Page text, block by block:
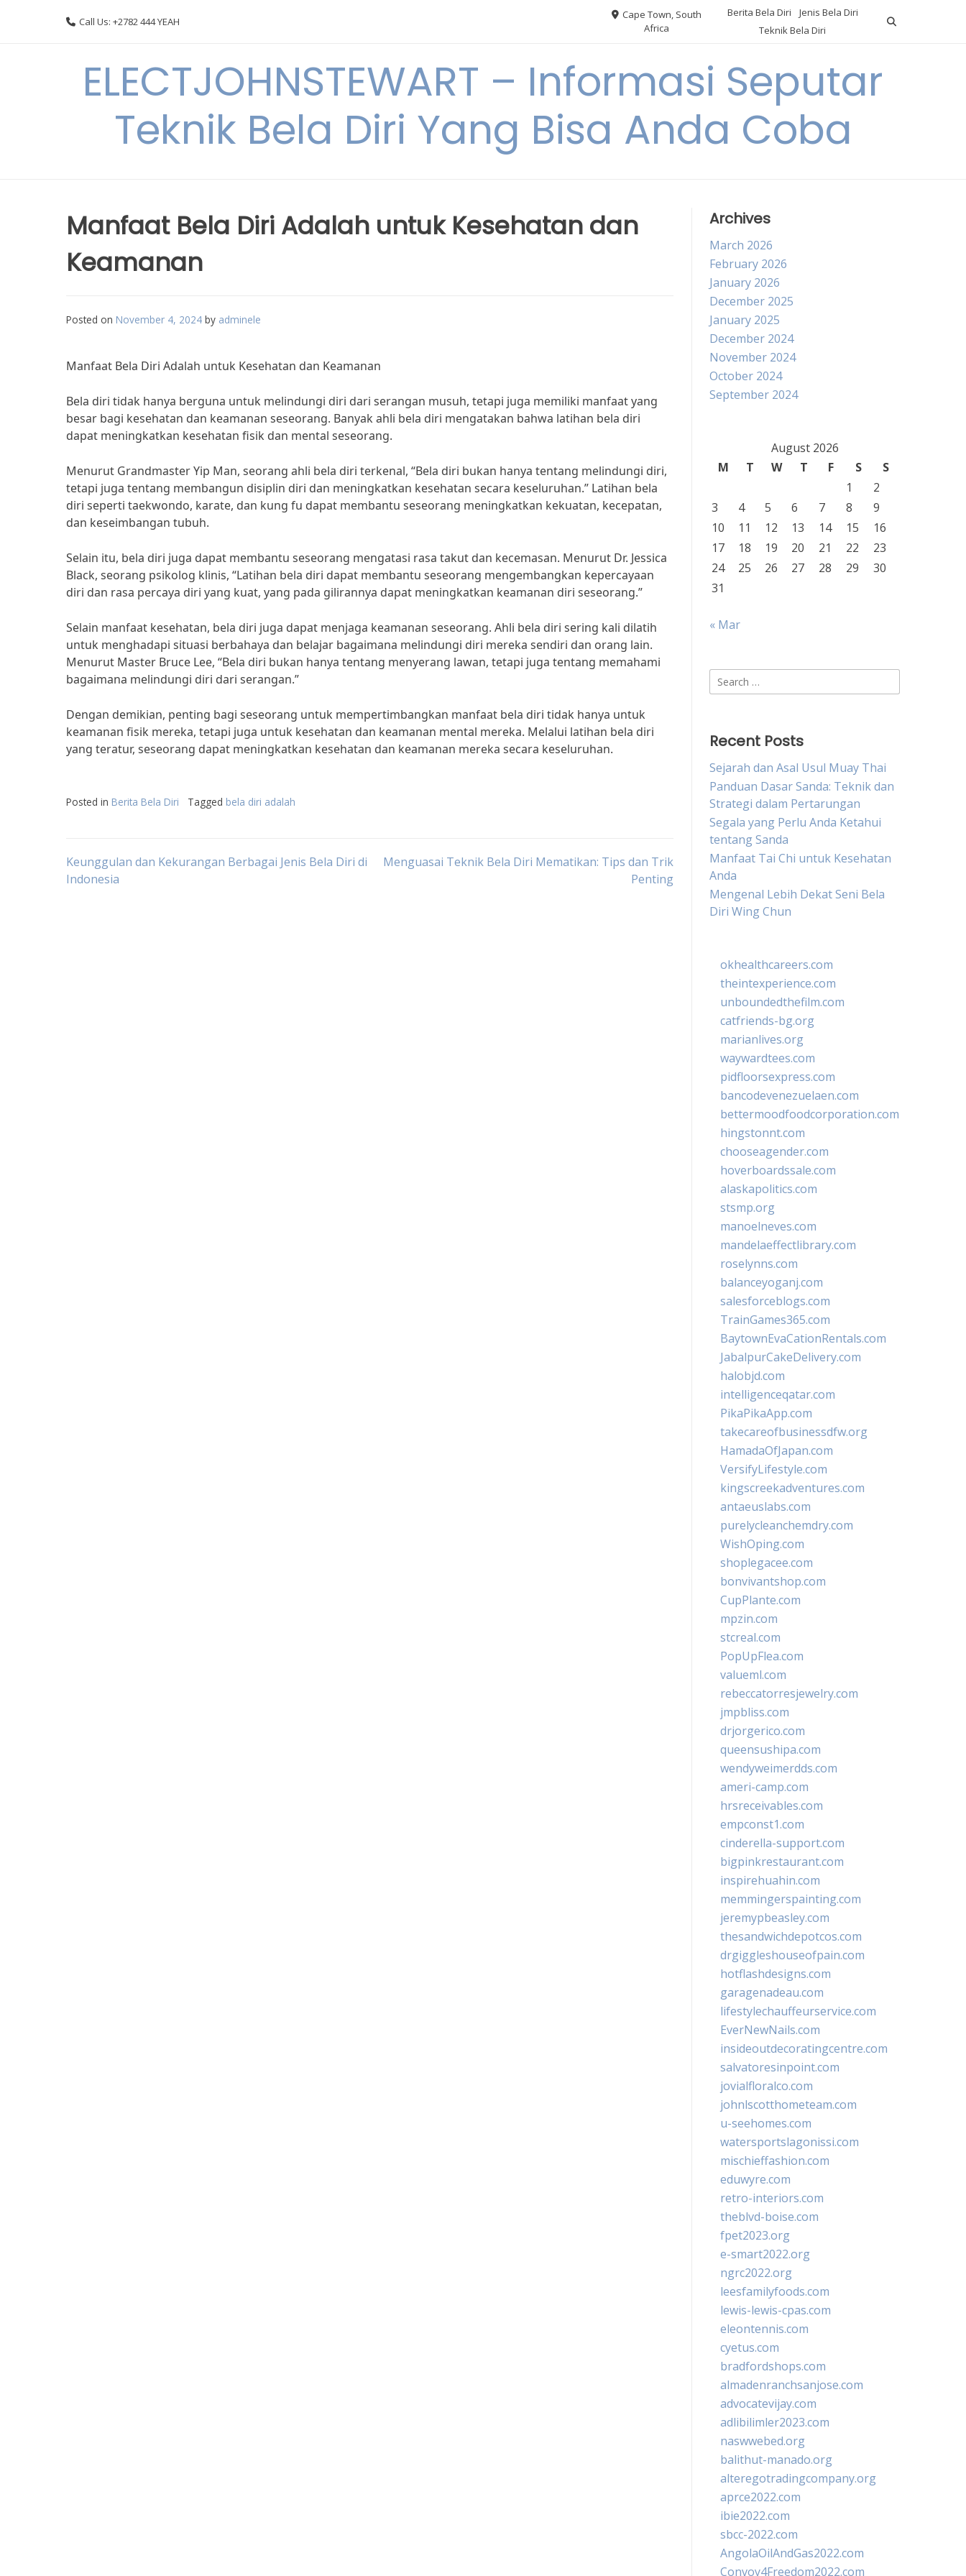
Call Us: +2782 444 YEAH
Cape Town, South
Africa
Berita Bela Diri
Jenis Bela Diri
Teknik Bela Diri
ELECTJOHNSTEWART – Informasi Seputar
Teknik Bela Diri Yang Bisa Anda Coba
Manfaat Bela Diri Adalah untuk Kesehatan dan
Keamanan
Posted on November 4, 2024 by adminele
Manfaat Bela Diri Adalah untuk Kesehatan dan Keamanan
Bela diri tidak hanya berguna untuk melindungi diri dari serangan musuh, tetapi juga memiliki manfaat yang
besar bagi kesehatan dan keamanan seseorang. Banyak ahli bela diri mengatakan bahwa latihan bela diri
dapat meningkatkan kesehatan fisik dan mental seseorang.
Menurut Grandmaster Yip Man, seorang ahli bela diri terkenal, “Bela diri bukan hanya tentang melindungi diri,
tetapi juga tentang membangun disiplin diri dan meningkatkan kesehatan secara keseluruhan.” Latihan bela
diri seperti taekwondo, karate, dan kung fu dapat membantu seseorang meningkatkan kekuatan, kecepatan,
dan keseimbangan tubuh.
Selain itu, bela diri juga dapat membantu seseorang mengatasi rasa takut dan kecemasan. Menurut Dr. Jessica
Black, seorang psikolog klinis, “Latihan bela diri dapat membantu seseorang mengembangkan kepercayaan
diri dan rasa percaya diri yang kuat, yang pada gilirannya dapat meningkatkan keamanan diri seseorang.”
Selain manfaat kesehatan, bela diri juga dapat menjaga keamanan seseorang. Ahli bela diri sering kali dilatih
untuk menghadapi situasi berbahaya dan belajar bagaimana melindungi diri mereka sendiri dan orang lain.
Menurut Master Bruce Lee, “Bela diri bukan hanya tentang menyerang lawan, tetapi juga tentang memahami
bagaimana melindungi diri dari serangan.”
Dengan demikian, penting bagi seseorang untuk mempertimbangkan manfaat bela diri tidak hanya untuk
keamanan fisik mereka, tetapi juga untuk kesehatan dan keamanan mental mereka. Melalui latihan bela diri
yang teratur, seseorang dapat meningkatkan kesehatan dan keamanan mereka secara keseluruhan.
Posted in Berita Bela Diri Tagged bela diri adalah
Post
Keunggulan dan Kekurangan Berbagai Jenis Bela Diri di
Indonesia
Menguasai Teknik Bela Diri Mematikan: Tips dan Trik
Penting
Archives
March 2026
February 2026
January 2026
December 2025
January 2025
December 2024
November 2024
October 2024
September 2024
August 2026
M
T W T F S
S
1
2
3
4 5 6 7 8
9
10
11 12 13 14 15
16
17
18 19 20 21 22
23
24
25 26 27 28 29
30
31
« Mar
Search
for:
Recent Posts
Sejarah dan Asal Usul Muay Thai
Panduan Dasar Sanda: Teknik dan
Strategi dalam Pertarungan
Segala yang Perlu Anda Ketahui
tentang Sanda
Manfaat Tai Chi untuk Kesehatan
Anda
Mengenal Lebih Dekat Seni Bela
Diri Wing Chun
okhealthcareers.com
theintexperience.com
unboundedthefilm.com
catfriends-bg.org
marianlives.org
waywardtees.com
pidfloorsexpress.com
bancodevenezuelaen.com
bettermoodfoodcorporation.com
hingstonnt.com
chooseagender.com
hoverboardssale.com
alaskapolitics.com
stsmp.org
manoelneves.com
mandelaeffectlibrary.com
roselynns.com
balanceyoganj.com
salesforceblogs.com
TrainGames365.com
BaytownEvaCationRentals.com
JabalpurCakeDelivery.com
halobjd.com
intelligenceqatar.com
PikaPikaApp.com
takecareofbusinessdfw.org
HamadaOfJapan.com
VersifyLifestyle.com
kingscreekadventures.com
antaeuslabs.com
purelycleanchemdry.com
WishOping.com
shoplegacee.com
bonvivantshop.com
CupPlante.com
mpzin.com
stcreal.com
PopUpFlea.com
valueml.com
rebeccatorresjewelry.com
jmpbliss.com
drjorgerico.com
queensushipa.com
wendyweimerdds.com
ameri-camp.com
hrsreceivables.com
empconst1.com
cinderella-support.com
bigpinkrestaurant.com
inspirehuahin.com
memmingerspainting.com
jeremypbeasley.com
thesandwichdepotcos.com
drgiggleshouseofpain.com
hotflashdesigns.com
garagenadeau.com
lifestylechauffeurservice.com
EverNewNails.com
insideoutdecoratingcentre.com
salvatoresinpoint.com
jovialfloralco.com
johnlscotthometeam.com
u-seehomes.com
watersportslagonissi.com
mischieffashion.com
eduwyre.com
retro-interiors.com
theblvd-boise.com
fpet2023.org
e-smart2022.org
ngrc2022.org
leesfamilyfoods.com
lewis-lewis-cpas.com
eleontennis.com
cyetus.com
bradfordshops.com
almadenranchsanjose.com
advocatevijay.com
adlibilimler2023.com
naswwebed.org
balithut-manado.org
alteregotradingcompany.org
aprce2022.com
ibie2022.com
sbcc-2022.com
AngolaOilAndGas2022.com
Convoy4Freedom2022.com